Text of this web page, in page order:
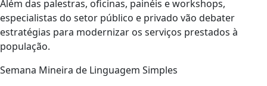
Além das palestras, oficinas, painéis e workshops,
especialistas do setor público e privado vão debater
estratégias para modernizar os serviços prestados à
população.
Semana Mineira de Linguagem Simples